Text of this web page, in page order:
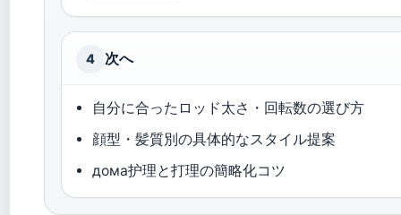
4 次へ
自分に合ったロッド太さ・回転数の選び方
顔型・髪質別の具体的なスタイル提案
дома护理と打理の簡略化コツ